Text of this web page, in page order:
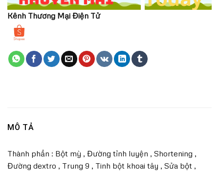
Kênh Thương Mại Điện Tử
MÔ TẢ
Thành phần : Bột mỳ , Đường tỉnh luyện , Shortening ,
Đường dextro , Trung 9 , Tinh bột khoai tây , Sửa bột ,